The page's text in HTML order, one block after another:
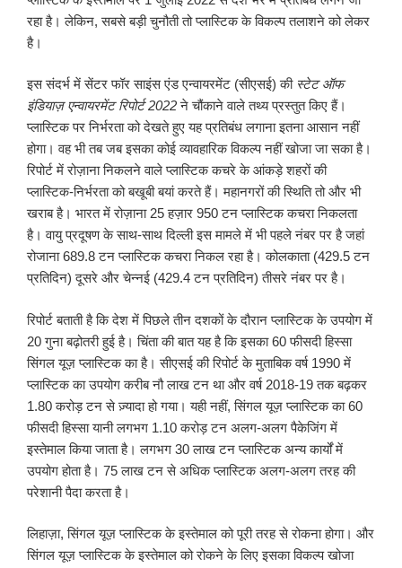
रहा है। लेकिन, सबसे बड़ी चुनौती तो प्लास्टिक के विकल्प तलाशने को लेकर
है।
इस संदर्भ में सेंटर फॉर साइंस एंड एन्वायरमेंट (सीएसई) की स्टेट ऑफ
इंडियाज़ एन्वायरमेंट रिपोर्ट2022ने चौंकाने वाले तथ्य प्रस्तुत किए हैं।
प्लास्टिक पर निर्भरता को देखते हुए यह प्रतिबंध लगाना इतना आसान नहीं
होगा। वह भी तब जब इसका कोई व्यावहारिक विकल्प नहीं खोजा जा सका है।
रिपोर्ट में रोज़ाना निकलने वाले प्लास्टिक कचरे के आंकड़े शहरों की
प्लास्टिक-निर्भरता को बखूबी बयां करते हैं। महानगरों की स्थिति तो और भी
खराब है। भारत में रोज़ाना 25 हज़ार 950 टन प्लास्टिक कचरा निकलता
है। वायु प्रदूषण के साथ-साथ दिल्ली इस मामले में भी पहले नंबर पर है जहां
रोजाना 689.8 टन प्लास्टिक कचरा निकल रहा है। कोलकाता (429.5 टन
प्रतिदिन) दूसरे और चेन्नई (429.4 टन प्रतिदिन) तीसरे नंबर पर है।
रिपोर्ट बताती है कि देश में पिछले तीन दशकों के दौरान प्लास्टिक के उपयोग में
20 गुना बढ़ोतरी हुई है। चिंता की बात यह है कि इसका 60 फीसदी हिस्सा
सिंगल यूज़ प्लास्टिक का है। सीएसई की रिपोर्ट के मुताबिक वर्ष 1990 में
प्लास्टिक का उपयोग करीब नौ लाख टन था और वर्ष 2018-19 तक बढ़कर
1.80 करोड़ टन से ज़्यादा हो गया। यही नहीं, सिंगल यूज़ प्लास्टिक का 60
फीसदी हिस्सा यानी लगभग 1.10 करोड़ टन अलग-अलग पैकेजिंग में
इस्तेमाल किया जाता है। लगभग 30 लाख टन प्लास्टिक अन्य कार्यों में
उपयोग होता है। 75 लाख टन से अधिक प्लास्टिक अलग-अलग तरह की
परेशानी पैदा करता है।
लिहाज़ा, सिंगल यूज़ प्लास्टिक के इस्तेमाल को पूरी तरह से रोकना होगा। और
सिंगल यूज़ प्लास्टिक के इस्तेमाल को रोकने के लिए इसका विकल्प खोजा